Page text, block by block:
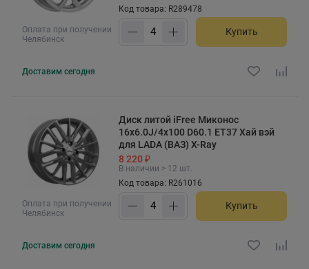
Оплата при получении
Челябинск
Код товара: R289478
Купить
Доставим сегодня
Оплата при получении
Челябинск
Диск литой iFree Миконос
16x6.0J/4x100 D60.1 ET37 Хай вэй
для LADA (ВАЗ) X-Ray
8 220 ₽
В наличии > 12 шт.
Код товара: R261016
Купить
Доставим сегодня